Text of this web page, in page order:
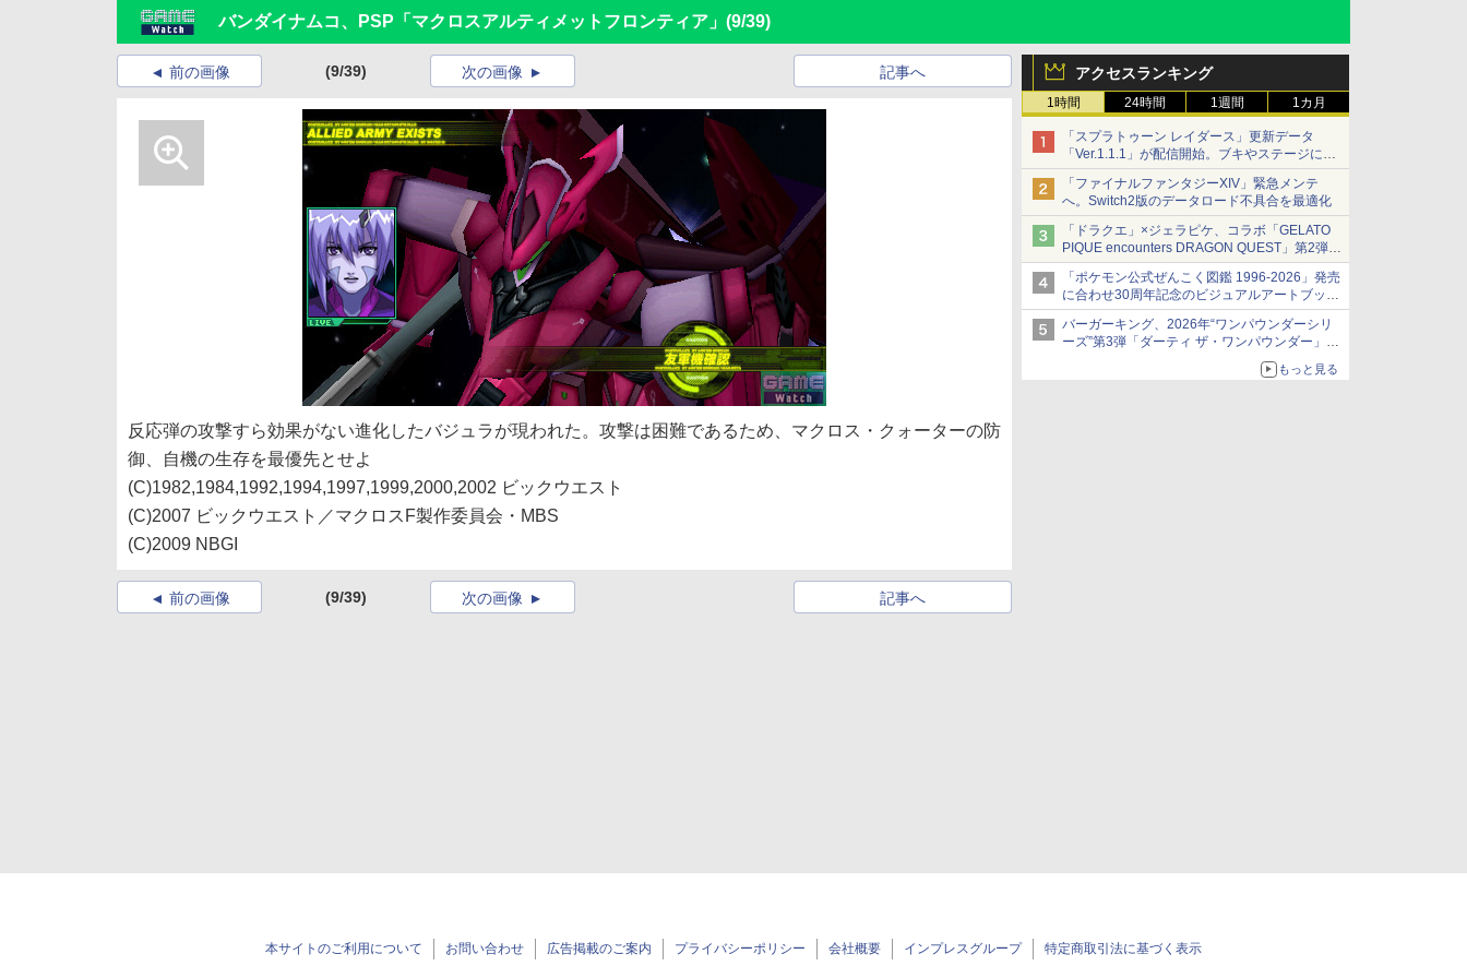
バンダイナムコ、PSP「マクロスアルティメットフロンティア」 (9/39)
アクセスランキング
1時間 24時間 1週間 1カ月
「スプラトゥーン レイダース」更新データ
「Ver.1.1.1」が配信開始。ブキやステージに関
する不具合を修正
「ファイナルファンタジーXIV」緊急メンテ
へ。Switch2版のデータロード不具合を最適化
「ドラクエ」×ジェラピケ、コラボ「GELATO
PIQUE encounters DRAGON QUEST」第2弾が
本日発売
アイスカップに入ったスライムやわたぼう、ベ
ビーサタンなどがオリジナルアートで登場
「ポケモン公式ぜんこく図鑑 1996-2026」発売
に合わせ30周年記念のビジュアルアートブック
3冊同時発売が決定
バーガーキング、2026年“ワンパウンダーシリ
ーズ”第3弾「ダーティ ザ・ワンパウンダー」を
「特製ガーリックマヨソース」を使用した超大
もっと見る
前の画像 (9/39) 記事へ
次の画像
反応弾の攻撃すら効果がない進化したバジュラが現われた。攻撃は困難であるため、マクロス・クォーターの防
御、自機の生存を最優先とせよ
(C)1982,1984,1992,1994,1997,1999,2000,2002 ビックウエスト
(C)2007 ビックウエスト／マクロスF製作委員会・MBS
(C)2009 NBGI
前の画像 (9/39) 記事へ
次の画像
本サイトのご利用について お問い合わせ 広告掲載のご案内 プライバシーポリシー 会社概要 インプレスグループ 特定商取引法に基づく表示